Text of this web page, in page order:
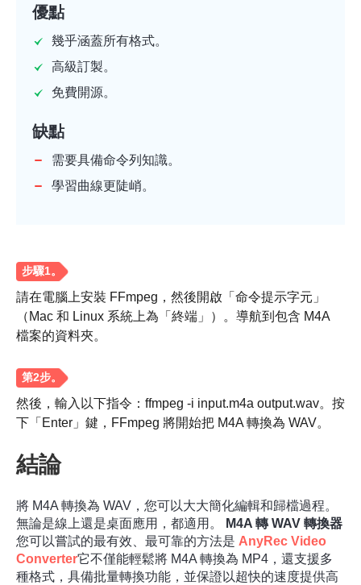
第2步。
優點
幾乎涵蓋所有格式。
高級訂製。
免費開源。
缺點
需要具備命令列知識。
學習曲線更陡峭。
請在電腦上安裝 FFmpeg，然後開啟「命令提示字元」
（Mac 和 Linux 系統上為「終端」）。導航到包含 M4A
檔案的資料夾。
然後，輸入以下指令：ffmpeg -i input.m4a output.wav。按
下「Enter」鍵，FFmpeg 將開始把 M4A 轉換為 WAV。
結論
將 M4A 轉換為 WAV，您可以大大簡化編輯和歸檔過程。
無論是線上還是桌面應用，都適用。
M4A 轉 WAV 轉換器
您可以嘗試的最有效、最可靠的方法是 AnyRec Video
Converter它不僅能輕鬆將 M4A 轉換為 MP4，還支援多
種格式，具備批量轉換功能，並保證以超快的速度提供高